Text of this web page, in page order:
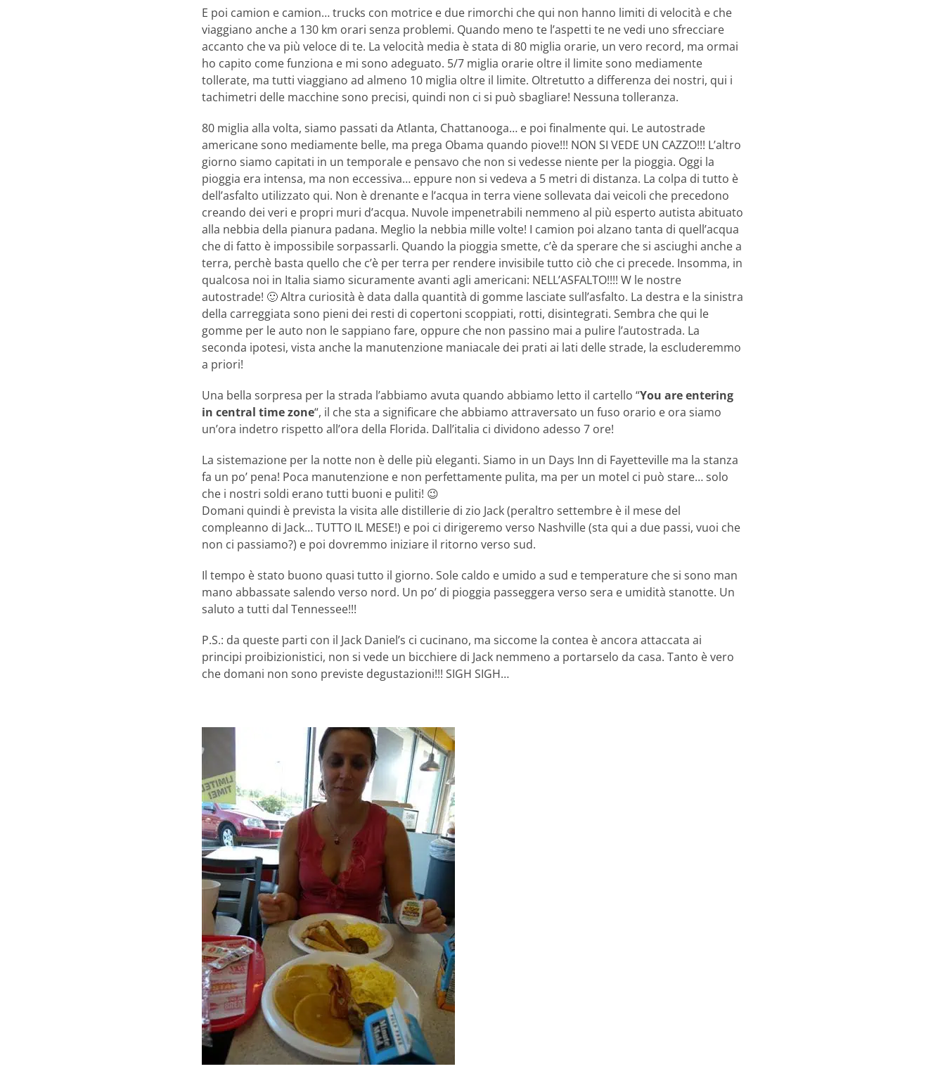
E poi camion e camion… trucks con motrice e due rimorchi che qui non hanno limiti di velocità e che
viaggiano anche a 130 km orari senza problemi. Quando meno te l’aspetti te ne vedi uno sfrecciare
accanto che va più veloce di te. La velocità media è stata di 80 miglia orarie, un vero record, ma ormai
ho capito come funziona e mi sono adeguato. 5/7 miglia orarie oltre il limite sono mediamente
tollerate, ma tutti viaggiano ad almeno 10 miglia oltre il limite. Oltretutto a differenza dei nostri, qui i
tachimetri delle macchine sono precisi, quindi non ci si può sbagliare! Nessuna tolleranza.
80 miglia alla volta, siamo passati da Atlanta, Chattanooga… e poi finalmente qui. Le autostrade
americane sono mediamente belle, ma prega Obama quando piove!!! NON SI VEDE UN CAZZO!!! L’altro
giorno siamo capitati in un temporale e pensavo che non si vedesse niente per la pioggia. Oggi la
pioggia era intensa, ma non eccessiva… eppure non si vedeva a 5 metri di distanza. La colpa di tutto è
dell’asfalto utilizzato qui. Non è drenante e l’acqua in terra viene sollevata dai veicoli che precedono
creando dei veri e propri muri d’acqua. Nuvole impenetrabili nemmeno al più esperto autista abituato
alla nebbia della pianura padana. Meglio la nebbia mille volte! I camion poi alzano tanta di quell’acqua
che di fatto è impossibile sorpassarli. Quando la pioggia smette, c’è da sperare che si asciughi anche a
terra, perchè basta quello che c’è per terra per rendere invisibile tutto ciò che ci precede. Insomma, in
qualcosa noi in Italia siamo sicuramente avanti agli americani: NELL’ASFALTO!!!! W le nostre
autostrade! 🙂 Altra curiosità è data dalla quantità di gomme lasciate sull’asfalto. La destra e la sinistra
della carreggiata sono pieni dei resti di copertoni scoppiati, rotti, disintegrati. Sembra che qui le
gomme per le auto non le sappiano fare, oppure che non passino mai a pulire l’autostrada. La
seconda ipotesi, vista anche la manutenzione maniacale dei prati ai lati delle strade, la escluderemmo
a priori!
Una bella sorpresa per la strada l’abbiamo avuta quando abbiamo letto il cartello “You are entering
in central time zone“, il che sta a significare che abbiamo attraversato un fuso orario e ora siamo
un’ora indetro rispetto all’ora della Florida. Dall’italia ci dividono adesso 7 ore!
La sistemazione per la notte non è delle più eleganti. Siamo in un Days Inn di Fayetteville ma la stanza
fa un po’ pena! Poca manutenzione e non perfettamente pulita, ma per un motel ci può stare… solo
che i nostri soldi erano tutti buoni e puliti! 😉
Domani quindi è prevista la visita alle distillerie di zio Jack (peraltro settembre è il mese del
compleanno di Jack… TUTTO IL MESE!) e poi ci dirigeremo verso Nashville (sta qui a due passi, vuoi che
non ci passiamo?) e poi dovremmo iniziare il ritorno verso sud.
Il tempo è stato buono quasi tutto il giorno. Sole caldo e umido a sud e temperature che si sono man
mano abbassate salendo verso nord. Un po’ di pioggia passeggera verso sera e umidità stanotte. Un
saluto a tutti dal Tennessee!!!
P.S.: da queste parti con il Jack Daniel’s ci cucinano, ma siccome la contea è ancora attaccata ai
principi proibizionistici, non si vede un bicchiere di Jack nemmeno a portarselo da casa. Tanto è vero
che domani non sono previste degustazioni!!! SIGH SIGH…